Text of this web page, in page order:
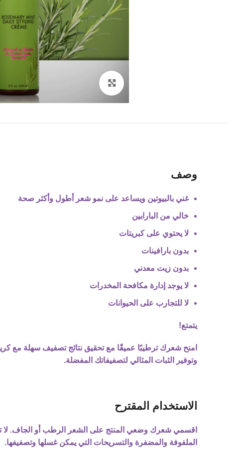
وصف
غني بالبيوتين ويساعد على نمو شعر أطول وأكثر صحة
خالي من البارابين
لا يحتوي على كبريتات
بدون بارافينات
بدون زيت معدني
لا يوجد إدارة مكافحة المخدرات
لا للتجارب على الحيوانات
يتمتع!
امنح شعرك ترطيبًا عميقًا مع تحقيق نتائج تصفيف سهلة مع
وتوفير الثبات المثالي لتصفيفاتك المفضلة.
الاستخدام المقترح
اقسمي شعرك وضعي المنتج على الشعر الرطب أو الجاف.
الملفوفة والمضفرة والتسريحات التي يمكن غسلها وتصفيفها.